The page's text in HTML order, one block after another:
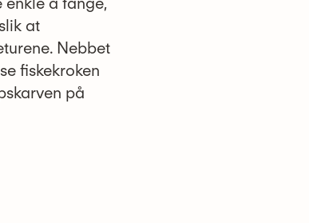
at
Nebbet
fiskekroken
på